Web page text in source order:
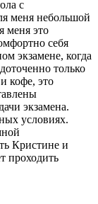
с
меня небольшой
меня это
себя
экзамене, когда
только
кофе, это
экзамена.
условиях.
Кристине и
проходить